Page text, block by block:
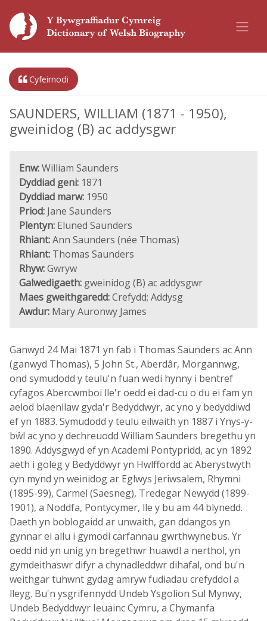
Cyfeirnodi
SAUNDERS, WILLIAM (1871 - 1950),
gweinidog (B) ac addysgwr
Enw:William Saunders
Dyddiad geni: 1871
Dyddiad marw: 1950
Priod: Jane Saunders
Plentyn: Eluned Saunders
Rhiant:Ann Saunders (née Thomas)
Rhiant: Thomas Saunders
Rhyw:Gwryw
Galwedigaeth: gweinidog (B) ac addysgwr
Maes gweithgaredd:Crefydd; Addysg
Awdur: Mary Auronwy James
Ganwyd 24 Mai 1871 yn fab i Thomas Saunders ac Ann
(ganwyd Thomas), 5 John St., Aberdâr, Morgannwg,
ond symudodd y teulu'n fuan wedi hynny i bentref
cyfagos Abercwmboi lle'r oedd ei dad-cu o du ei fam yn
aelod blaenllaw gyda'r Bedyddwyr, ac yno y bedyddiwd
ef yn 1883. Symudodd y teulu eilwaith yn 1887 i Ynys-y-
bŵl ac yno y dechreuodd William Saunders bregethu yn
1890. Addysgwyd ef yn Academi Pontypridd, ac yn 1892
aeth i goleg y Bedyddwyr yn Hwlffordd ac Aberystwyth
cyn mynd yn weinidog ar Eglwys Jeriwsalem, Rhymni
(1895-99), Carmel (Saesneg), Tredegar Newydd (1899-
1901), a Noddfa, Pontycymer, lle y bu am 44 blynedd.
Daeth yn boblogaidd ar unwaith, gan ddangos yn
gynnar ei allu i gymodi carfannau gwrthwynebus. Yr
oedd nid yn unig yn bregethwr huawdl a nerthol, yn
gymdeithaswr difyr a chynadleddwr dihafal, ond bu'n
weithgar tuhwnt gydag amryw fudiadau crefyddol a
lleyg. Bu'n ysgrifennydd Undeb Ysgolion Sul Mynwy,
Undeb Bedyddwyr Ieuainc Cymru, a Chymanfa